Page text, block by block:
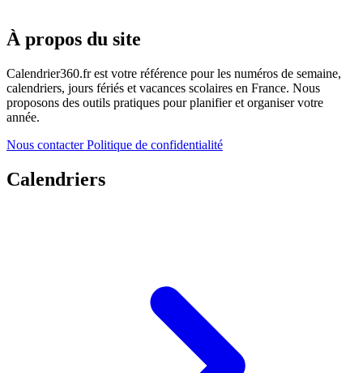
À propos du site
Calendrier360.fr est votre référence pour les numéros de semaine,
calendriers, jours fériés et vacances scolaires en France. Nous
proposons des outils pratiques pour planifier et organiser votre
année.
Nous contacterPolitique de confidentialité
Calendriers